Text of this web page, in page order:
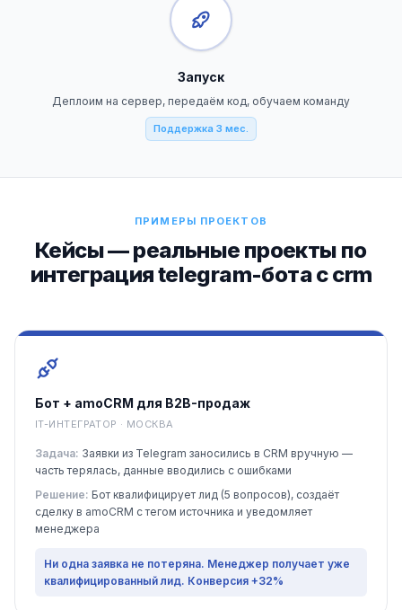
Запуск
Деплоим на сервер, передаём код, обучаем команду
Поддержка 3 мес.
ПРИМЕРЫ ПРОЕКТОВ
Кейсы — реальные проекты по
интеграция telegram-бота с crm
Бот + amoCRM для B2B-продаж
IT-ИНТЕГРАТОР · МОСКВА
Задача: Заявки из Telegram заносились в CRM вручную —
часть терялась, данные вводились с ошибками
Решение: Бот квалифицирует лид (5 вопросов), создаёт
сделку в amoCRM с тегом источника и уведомляет
менеджера
Ни одна заявка не потеряна. Менеджер получает уже
квалифицированный лид. Конверсия +32%